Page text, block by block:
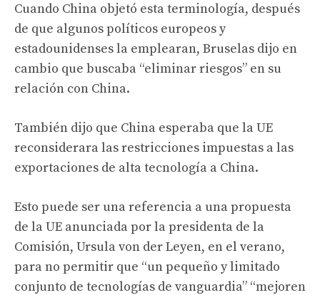
Cuando China objetó esta terminología, después
de que algunos políticos europeos y
estadounidenses la emplearan, Bruselas dijo en
cambio que buscaba “eliminar riesgos” en su
relación con China.
También dijo que China esperaba que la UE
reconsiderara las restricciones impuestas a las
exportaciones de alta tecnología a China.
Esto puede ser una referencia a una propuesta
de la UE anunciada por la presidenta de la
Comisión, Ursula von der Leyen, en el verano,
para no permitir que “un pequeño y limitado
conjunto de tecnologías de vanguardia” “mejoren